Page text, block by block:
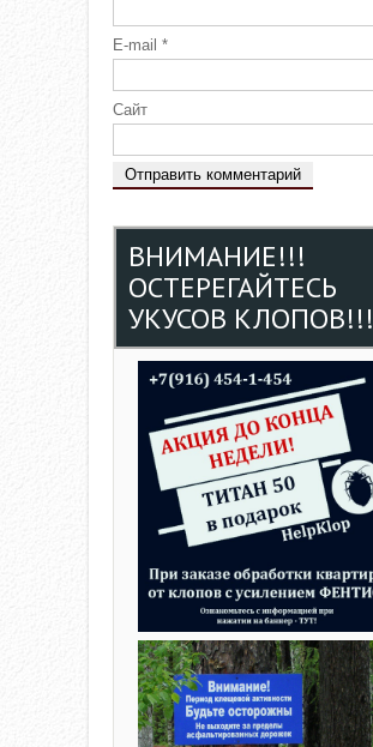
E-mail *
Сайт
ВНИМАНИЕ!!!
ОСТЕРЕГАЙТЕСЬ
УКУСОВ КЛОПОВ!!!